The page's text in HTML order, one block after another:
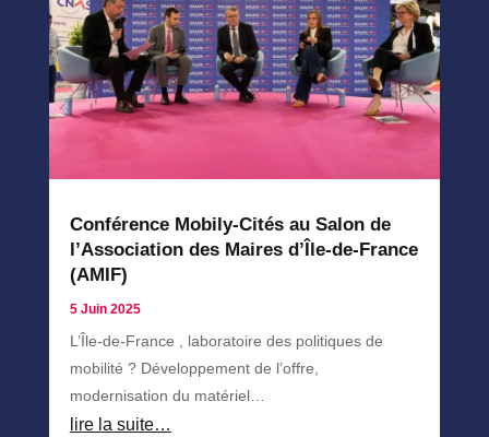
Conférence Mobily-Cités au Salon de
l’Association des Maires d’Île-de-France
(AMIF)
5 Juin 2025
L’Île-de-France , laboratoire des politiques de
mobilité ? Développement de l’offre,
modernisation du matériel…
lire la suite…